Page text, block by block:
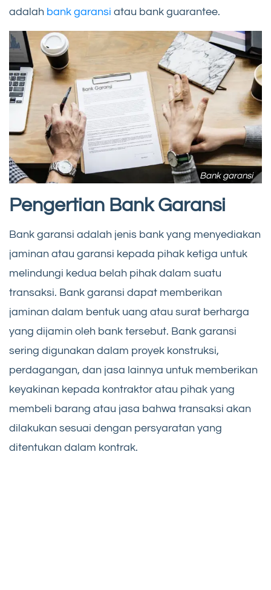
adalah bank garansi atau bank guarantee.
Bank garansi
Pengertian Bank Garansi
Bank garansi adalah jenis bank yang menyediakan
jaminan atau garansi kepada pihak ketiga untuk
melindungi kedua belah pihak dalam suatu
transaksi. Bank garansi dapat memberikan
jaminan dalam bentuk uang atau surat berharga
yang dijamin oleh bank tersebut. Bank garansi
sering digunakan dalam proyek konstruksi,
perdagangan, dan jasa lainnya untuk memberikan
keyakinan kepada kontraktor atau pihak yang
membeli barang atau jasa bahwa transaksi akan
dilakukan sesuai dengan persyaratan yang
ditentukan dalam kontrak.